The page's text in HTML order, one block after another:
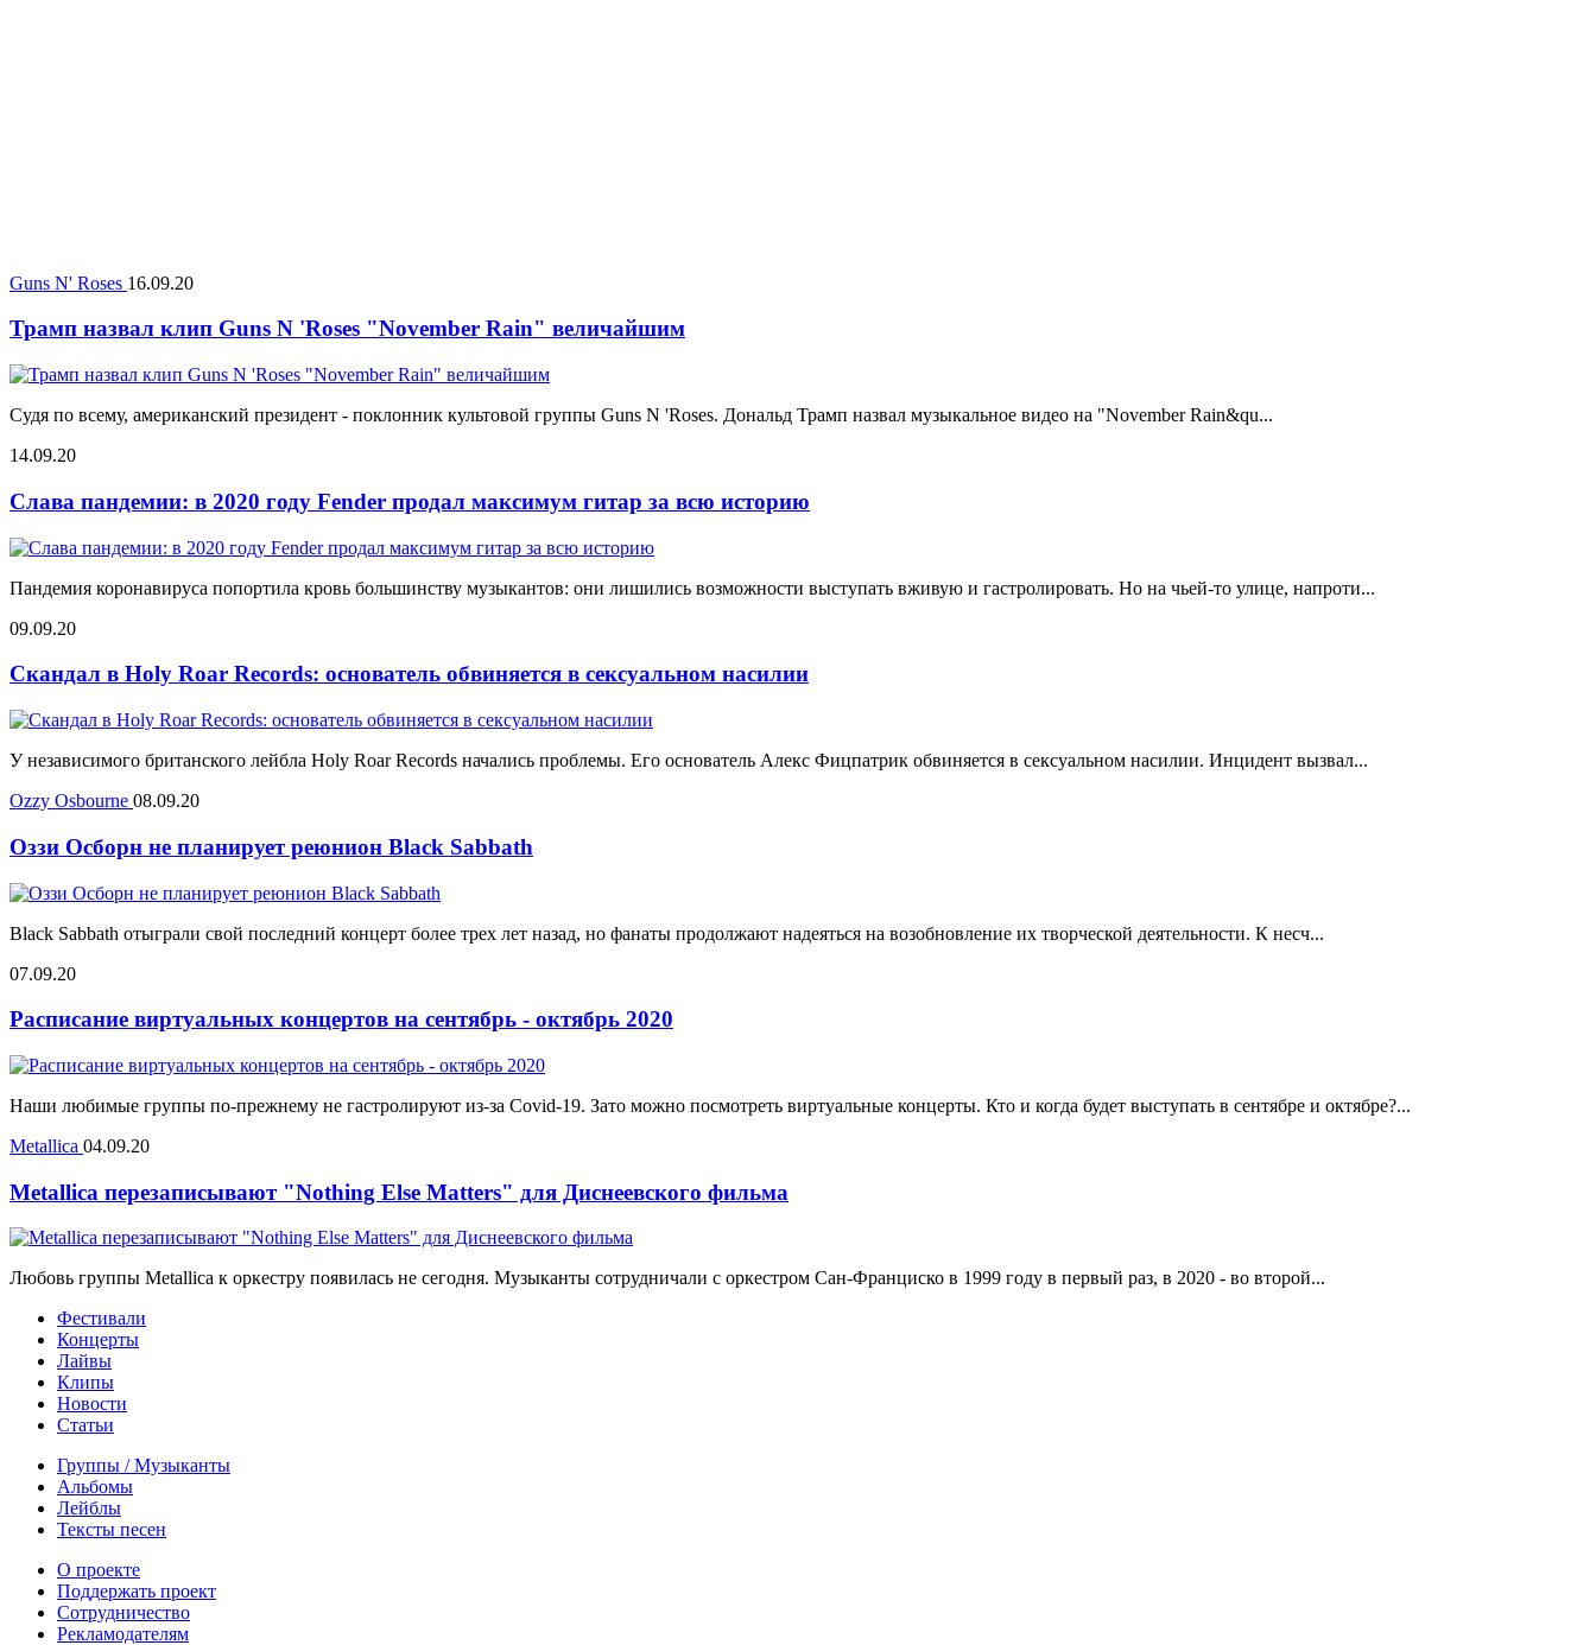
Guns N' Roses 16.09.20
Трамп назвал клип Guns N 'Roses "November Rain" величайшим
Судя по всему, американский президент - поклонник культовой группы Guns N 'Roses. Дональд Трамп назвал музыкальное видео на "November Rain&qu...
14.09.20
Слава пандемии: в 2020 году Fender продал максимум гитар за всю историю
Пандемия коронавируса попортила кровь большинству музыкантов: они лишились возможности выступать вживую и гастролировать. Но на чьей-то улице, напроти...
09.09.20
Скандал в Holy Roar Records: основатель обвиняется в сексуальном насилии
У независимого британского лейбла Holy Roar Records начались проблемы. Его основатель Алекс Фицпатрик обвиняется в сексуальном насилии. Инцидент вызвал...
Ozzy Osbourne 08.09.20
Оззи Осборн не планирует реюнион Black Sabbath
Black Sabbath отыграли свой последний концерт более трех лет назад, но фанаты продолжают надеяться на возобновление их творческой деятельности. К несч...
07.09.20
Расписание виртуальных концертов на сентябрь - октябрь 2020
Наши любимые группы по-прежнему не гастролируют из-за Covid-19. Зато можно посмотреть виртуальные концерты. Кто и когда будет выступать в сентябре и октябре?...
Metallica 04.09.20
Metallica перезаписывают "Nothing Else Matters" для Диснеевского фильма
Любовь группы Metallica к оркестру появилась не сегодня. Музыканты сотрудничали с оркестром Сан-Франциско в 1999 году в первый раз, в 2020 - во второй...
Фестивали
Концерты
Лайвы
Клипы
Новости
Статьи
Группы / Музыканты
Альбомы
Лейблы
Тексты песен
О проекте
Поддержать проект
Сотрудничество
Рекламодателям